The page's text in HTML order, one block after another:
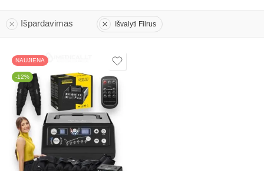
Išpardavimas Išvalyti Filrus
NAUJIENA
-12%